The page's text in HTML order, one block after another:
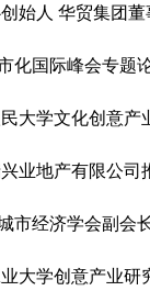
始人 华贸集团董
业地产有限公司